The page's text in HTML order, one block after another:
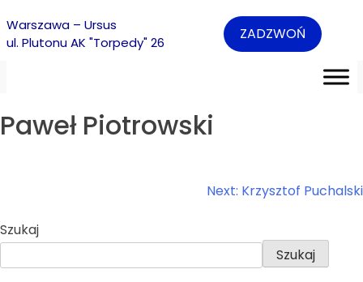
Warszawa – Ursus
ul. Plutonu AK "Torpedy" 26
ZADZWOŃ
Paweł Piotrowski
Next: Krzysztof Puchalski
Szukaj
Szukaj